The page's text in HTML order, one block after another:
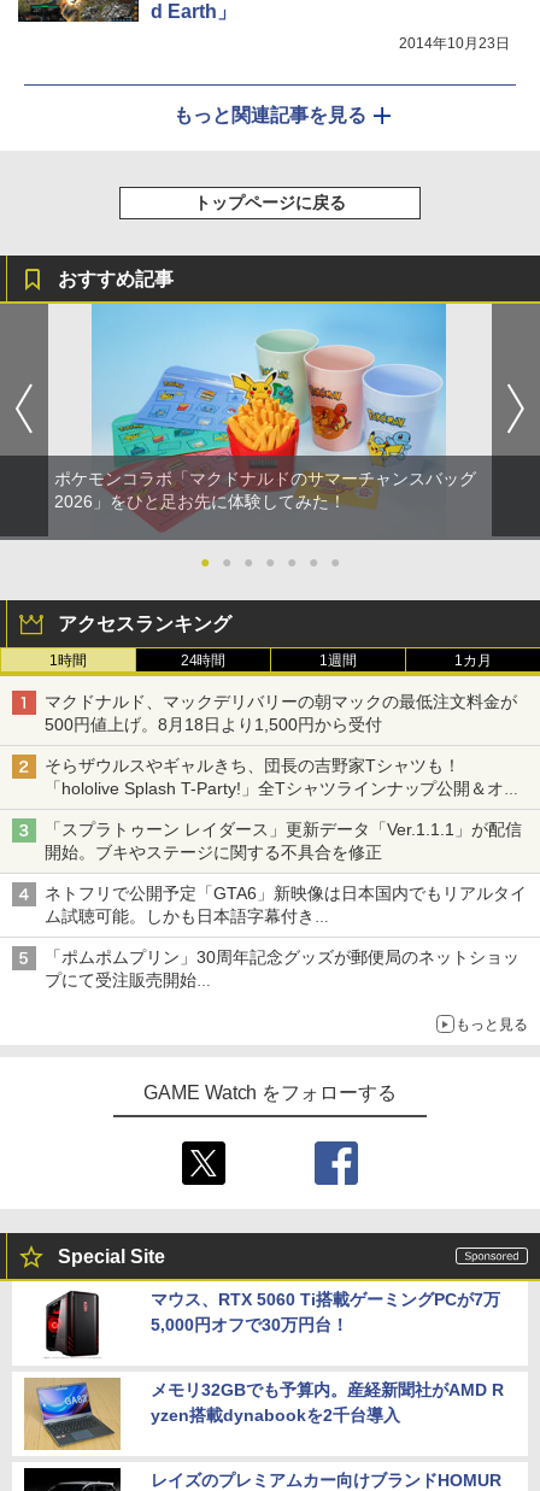
d Earth」
2014年10月23日
もっと関連記事を見る
トップページに戻る
おすすめ記事
ポケモンコラボ「マクドナルドのサマーチャンスバッグ
2026」をひと足お先に体験してみた！
● ● ● ● ● ● ●
アクセスランキング
1時間 24時間 1週間 1カ月
マクドナルド、マックデリバリーの朝マックの最低注文料金が
500円値上げ。8月18日より1,500円から受付
そらザウルスやギャルきち、団長の吉野家Tシャツも！
「hololive Splash T-Party!」全Tシャツラインナップ公開＆オン
ライン販売開始
「スプラトゥーン レイダース」更新データ「Ver.1.1.1」が配信
開始。ブキやステージに関する不具合を修正
ネトフリで公開予定「GTA6」新映像は日本国内でもリアルタイ
ム試聴可能。しかも日本語字幕付き
Netflixから公式回答あり
「ポムポムプリン」30周年記念グッズが郵便局のネットショッ
プにて受注販売開始
もっと見る
GAME Watch をフォローする
Special Site
マウス、RTX 5060 Ti搭載ゲーミングPCが7万
5,000円オフで30万円台！
メモリ32GBでも予算内。産経新聞社がAMD R
yzen搭載dynabookを2千台導入
レイズのプレミアムカー向けブランドHOMUR